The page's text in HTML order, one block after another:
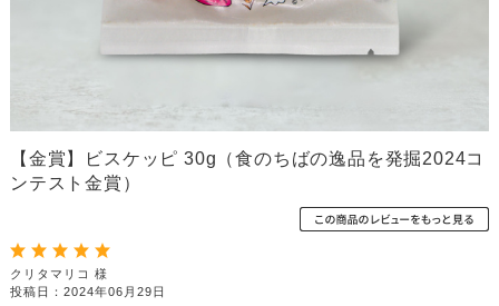
【金賞】ビスケッピ 30g（食のちばの逸品を発掘2024コ
ンテスト金賞）
クリタマリコ 様
投稿日：2024年06月29日